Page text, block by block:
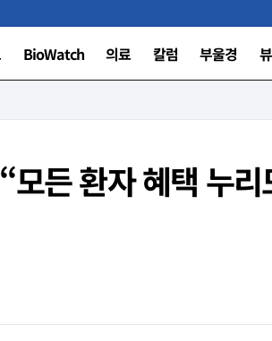
BioWatch 의료 칼럼 부울경
든 환자 혜택 누리